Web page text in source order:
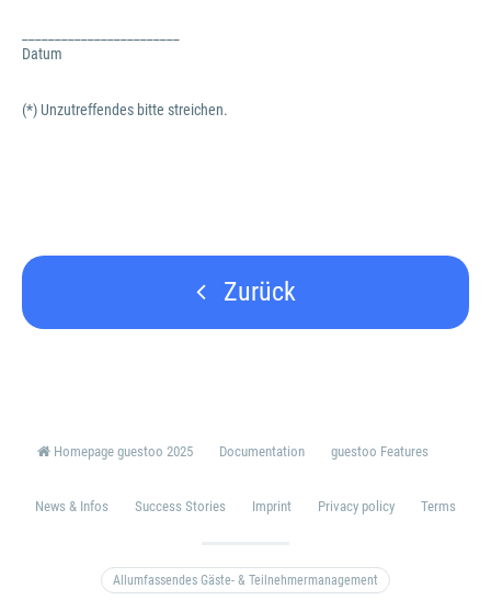
Datum
(*) Unzutreffendes bitte streichen.
Zurück
Homepage guestoo 2025 Documentation guestoo Features
News & Infos Success Stories Imprint Privacy policy Terms
Allumfassendes Gäste- & Teilnehmermanagement